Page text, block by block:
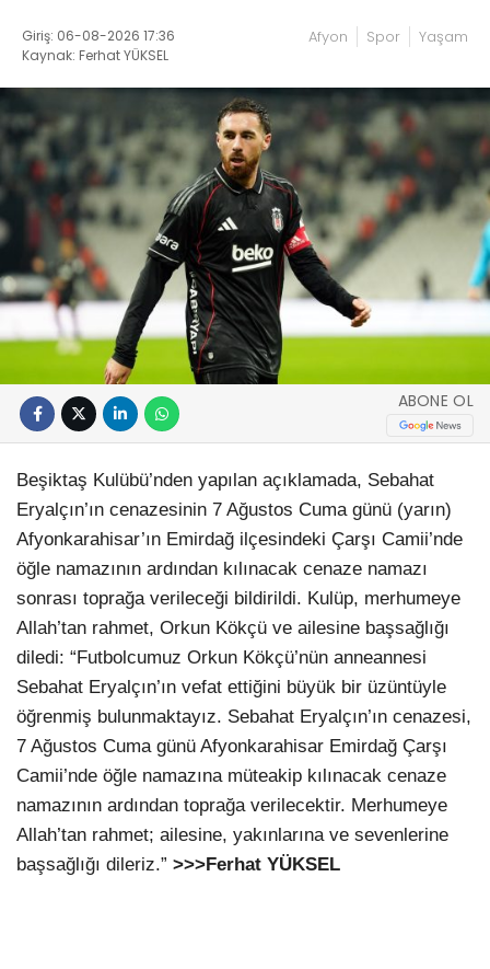
Giriş: 06-08-2026 17:36
Kaynak: Ferhat YÜKSEL
Afyon Spor Yaşam
ABONE OL
Beşiktaş Kulübü’nden yapılan açıklamada, Sebahat
Eryalçın’ın cenazesinin 7 Ağustos Cuma günü (yarın)
Afyonkarahisar’ın Emirdağ ilçesindeki Çarşı Camii’nde
öğle namazının ardından kılınacak cenaze namazı
sonrası toprağa verileceği bildirildi. Kulüp, merhumeye
Allah’tan rahmet, Orkun Kökçü ve ailesine başsağlığı
diledi: “Futbolcumuz Orkun Kökçü’nün anneannesi
Sebahat Eryalçın’ın vefat ettiğini büyük bir üzüntüyle
öğrenmiş bulunmaktayız. Sebahat Eryalçın’ın cenazesi,
7 Ağustos Cuma günü Afyonkarahisar Emirdağ Çarşı
Camii’nde öğle namazına müteakip kılınacak cenaze
namazının ardından toprağa verilecektir. Merhumeye
Allah’tan rahmet; ailesine, yakınlarına ve sevenlerine
başsağlığı dileriz.” >>>Ferhat YÜKSEL